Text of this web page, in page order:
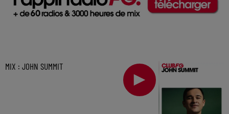
MIX : JOHN SUMMIT